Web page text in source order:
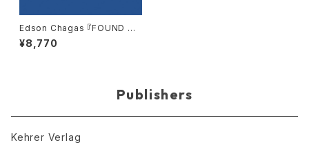
Edson Chagas 『FOUND NO
T TAKEN』（お取り寄せ）
¥8,770
Publishers
Kehrer Verlag